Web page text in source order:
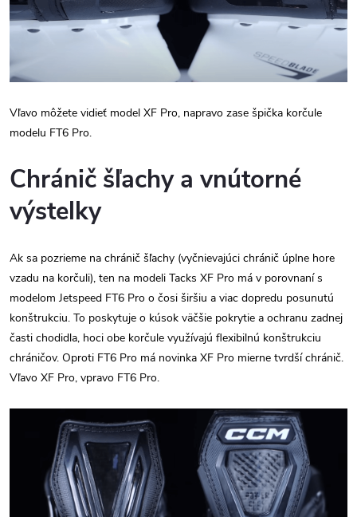
Vľavo môžete vidieť model XF Pro, napravo zase špička korčule
modelu FT6 Pro.
Chránič šľachy a vnútorné
výstelky
Ak sa pozrieme na chránič šľachy (vyčnievajúci chránič úplne hore
vzadu na korčuli), ten na modeli Tacks XF Pro má v porovnaní s
modelom Jetspeed FT6 Pro o čosi širšiu a viac dopredu posunutú
konštrukciu. To poskytuje o kúsok väčšie pokrytie a ochranu zadnej
časti chodidla, hoci obe korčule využívajú flexibilnú konštrukciu
chráničov. Oproti FT6 Pro má novinka XF Pro mierne tvrdší chránič.
Vľavo XF Pro, vpravo FT6 Pro.